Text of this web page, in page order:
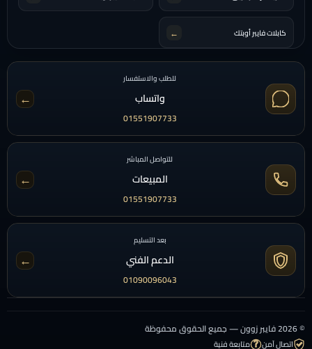
كابلات فايبر أوبتك ←
للطلب والاستفسار
واتساب
01551907733
←
للتواصل المباشر
المبيعات
01551907733
←
بعد التسليم
الدعم الفني
01090096043
←
© 2026 فايبر زوون — جميع الحقوق محفوظة
اتصال آمن متابعة فنية